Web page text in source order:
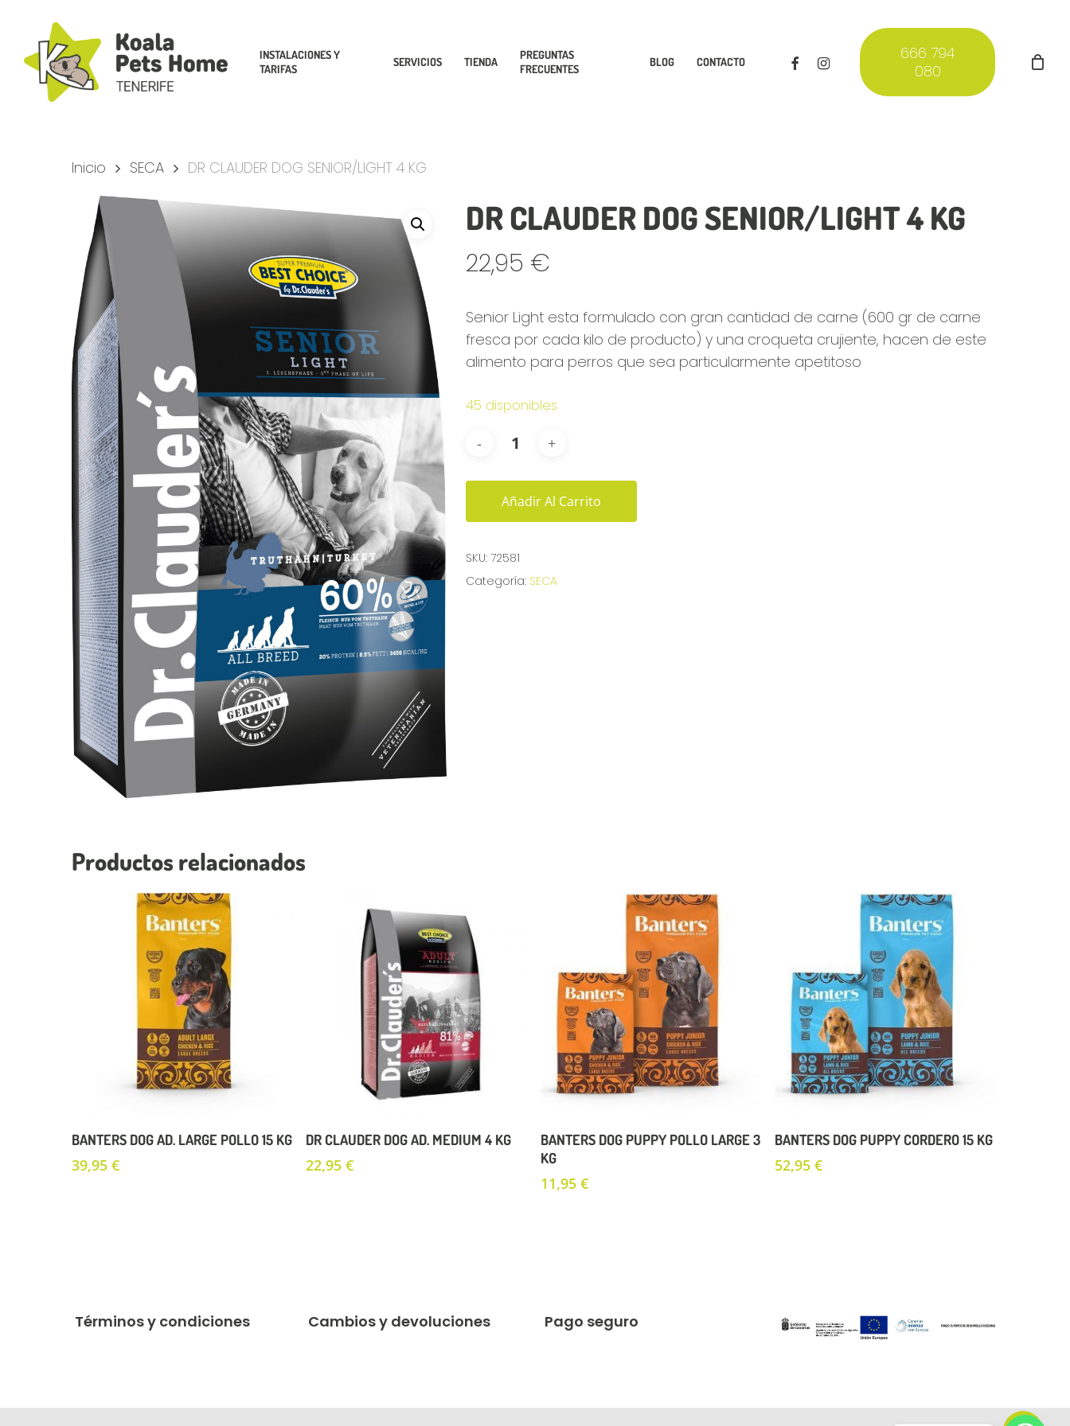
main
content
INSTALACIONES Y
TARIFAS
SERVICIOS TIENDA
PREGUNTAS
FRECUENTES
BLOG CONTACTO FACEBOOKINSTAGRAM
666 794
080
Inicio SECA DR CLAUDER DOG SENIOR/LIGHT 4 KG
DR CLAUDER DOG SENIOR/LIGHT 4 KG
22,95 €
Senior Light esta formulado con gran cantidad de carne (600 gr de carne
fresca por cada kilo de producto) y una croqueta crujiente, hacen de este
alimento para perros que sea particularmente apetitoso
45 disponibles
Añadir Al Carrito
SKU: 72581
Categoría: SECA
Productos relacionados
Añadir Al Carrito
BANTERS DOG AD. LARGE POLLO 15 KG
39,95 €
Añadir Al Carrito
DR CLAUDER DOG AD. MEDIUM 4 KG
22,95€
Añadir Al Carrito
BANTERS DOG PUPPY POLLO LARGE 3
KG
11,95 €
Añadir Al Carrito
BANTERS DOG PUPPY CORDERO 15 KG
52,95€
Términos y condiciones Cambios y devoluciones Pago seguro